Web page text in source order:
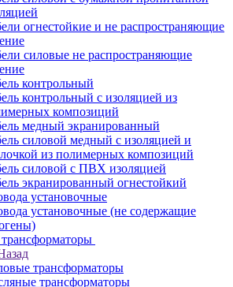
огнестойкие и не распространяющие
силовые не распространяющие
контрольный
контрольный с изоляцией из
композиций
медный экранированный
силовой медный с изоляцией и
из полимерных композиций
силовой с ПВХ изоляцией
экранированный огнестойкий
установочные
установочные (не содержащие
трансформаторы
трансформаторы